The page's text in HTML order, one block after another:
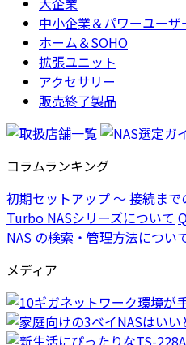
中小企業＆パワーユーザ
ホーム＆SOHO
拡張ユニット
アクセサリー
販売終了製品
コラムランキング
初期セットアップ ～ 接続ま
Turbo NASシリーズについて
NAS の検索・管理方法につい
メディア